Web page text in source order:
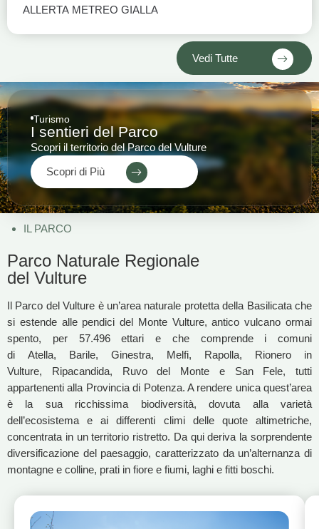
ALLERTA METREO GIALLA
Vedi Tutte
Turismo
I sentieri del Parco
Scopri il territorio del Parco del Vulture
Scopri di Più
IL PARCO
Parco Naturale Regionale
del Vulture
Il Parco del Vulture è un’area naturale protetta della Basilicata che
si estende alle pendici del Monte Vulture, antico vulcano ormai
spento, per 57.496 ettari e che comprende i comuni
di Atella, Barile, Ginestra, Melfi, Rapolla, Rionero in
Vulture, Ripacandida, Ruvo del Monte e San Fele, tutti
appartenenti alla Provincia di Potenza. A rendere unica quest’area
è la sua ricchissima biodiversità, dovuta alla varietà
dell’ecosistema e ai differenti climi delle quote altimetriche,
concentrata in un territorio ristretto. Da qui deriva la sorprendente
diversificazione del paesaggio, caratterizzato da un’alternanza di
montagne e colline, prati in fiore e fiumi, laghi e fitti boschi.